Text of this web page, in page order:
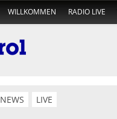
WILLKOMMEN RADIO LIVE
NEWS LIVE